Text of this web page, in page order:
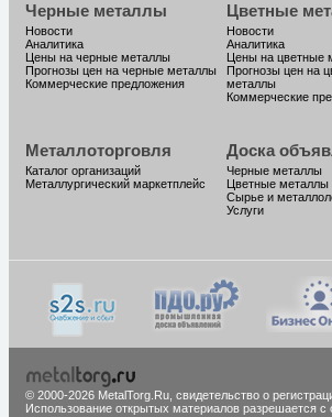
Черные металлы
Новости
Аналитика
Цены на черные металлы
Прогнозы цен на черные металлы
Коммерческие предложения
Цветные
Новости
Аналитика
Цены на цветные
Прогнозы цен на
металлы
Коммерческие
Металлоторговля
Каталог организаций
Металлургический маркетплейс
Доска
Черные металлы
Цветные металлы
Сырье и
Услуги
© 2000-2026 MetalTorg.Ru, cвидетельство о
Использование открытых материалов разрешается с